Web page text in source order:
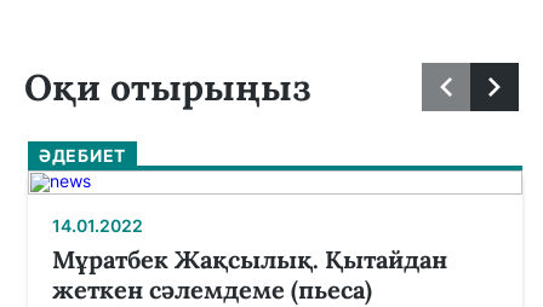
Оқи отырыңыз
ӘДЕБИЕТ
14.01.2022
Мұратбек Жақсылық. Қытайдан
жеткен сәлемдеме (пьеса)